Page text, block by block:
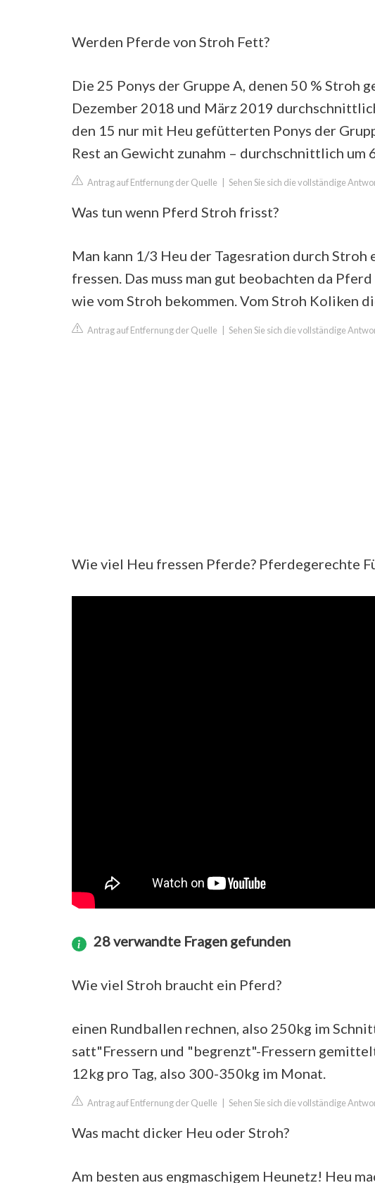
Werden Pferde von Stroh Fett?
Die 25 Ponys der Gruppe A, denen 50 % Stroh
Dezember 2018 und März 2019
den 15 nur mit Heu gefütterten Ponys der
Rest an Gewicht zunahm – durchschnittlich um
Antrag auf Entfernung der Quelle Sehen Sie sich die vollständige
Was tun wenn Pferd Stroh frisst?
Man kann 1/3 Heu der Tagesration durch Stroh
fressen. Das muss man gut beobachten da
wie vom Stroh bekommen. Vom Stroh Koliken
Antrag auf Entfernung der Quelle Sehen Sie sich die vollständige
Wie viel Heu fressen Pferde? Pferdegerechte
28 verwandte Fragen gefunden
Wie viel Stroh braucht ein Pferd?
einen Rundballen rechnen, also 250kg im
satt"Fressern und "begrenzt"-Fressern
12kg pro Tag, also 300-350kg im Monat.
Antrag auf Entfernung der Quelle Sehen Sie sich die vollständige
Was macht dicker Heu oder Stroh?
Am besten aus engmaschigem Heunetz! Heu